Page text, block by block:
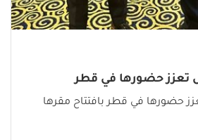
تعزز حضورها في قطر
حضورها في قطر بافتتاح مقرها